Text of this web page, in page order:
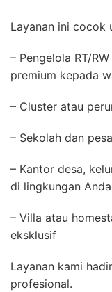
Layanan ini cocok
– Pengelola RT/
premium kepada
– Cluster atau
– Sekolah dan
– Kantor desa,
di lingkungan Anda
– Villa atau
eksklusif
Layanan kami
profesional.